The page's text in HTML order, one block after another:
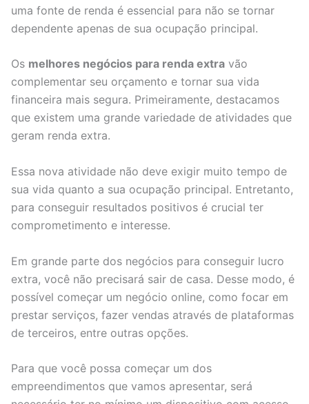
uma fonte de renda é essencial para não se tornar
dependente apenas de sua ocupação principal.
Os melhores negócios para renda extra vão
complementar seu orçamento e tornar sua vida
financeira mais segura. Primeiramente, destacamos
que existem uma grande variedade de atividades que
geram renda extra.
Essa nova atividade não deve exigir muito tempo de
sua vida quanto a sua ocupação principal. Entretanto,
para conseguir resultados positivos é crucial ter
comprometimento e interesse.
Em grande parte dos negócios para conseguir lucro
extra, você não precisará sair de casa. Desse modo, é
possível começar um negócio online, como focar em
prestar serviços, fazer vendas através de plataformas
de terceiros, entre outras opções.
Para que você possa começar um dos
empreendimentos que vamos apresentar, será